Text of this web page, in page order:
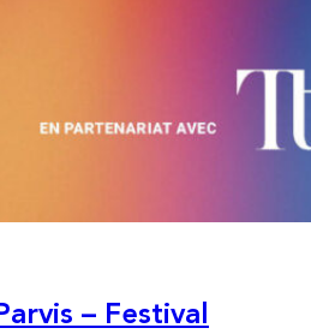
– Festival